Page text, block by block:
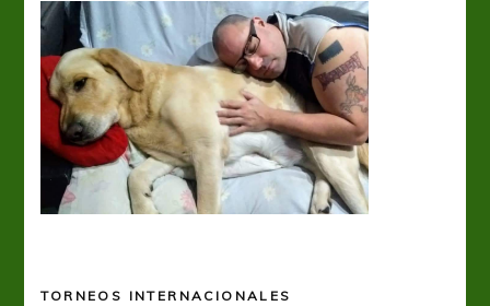
TORNEOS INTERNACIONALES